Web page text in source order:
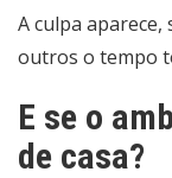
A culpa aparece,
outros o tempo
E se o
de casa?